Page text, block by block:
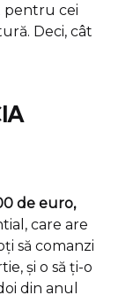
pentru cei
Deci, cât
de euro,
care are
să comanzi
și o să ți-o
din anul